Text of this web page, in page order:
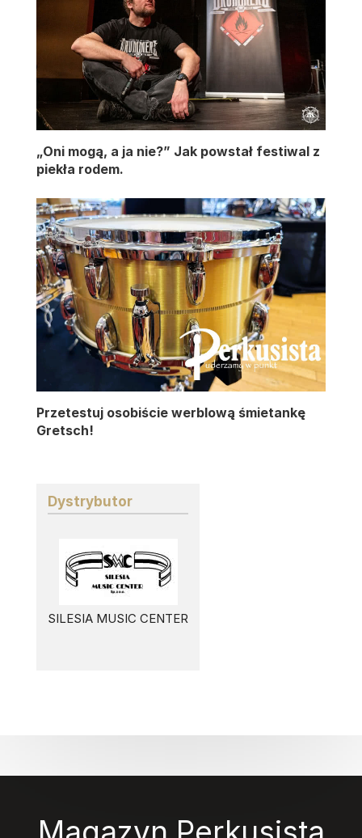
„Oni mogą, a ja nie?” Jak powstał festiwal z
piekła rodem.
Przetestuj osobiście werblową śmietankę
Gretsch!
Dystrybutor
SILESIA MUSIC CENTER